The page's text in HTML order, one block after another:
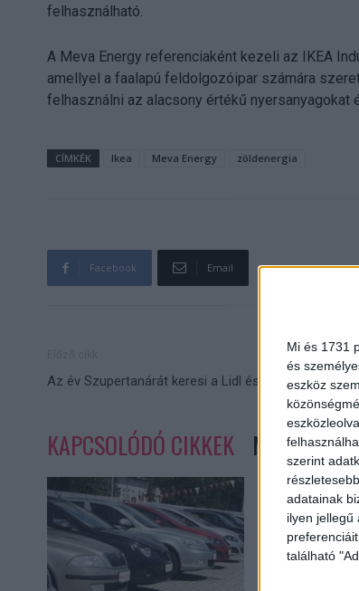
Mi és 1731
és
eszköz
szerint
adatainak
ilyen jellegű
található
felhasználható.
A Meva Energy referenciaként kezeli az IKEA
amellyel a faalapú feldolgozóipar számára
felhasználni az alacsony értékű nyersanyagokat
CÍMKÉK Ikea Meva Energy zöldenergia
Facebook Email
Az év Szupertanárát keresi a Lidl és a Dívány
KAPCSOLÓDÓ CIKKEK MORE